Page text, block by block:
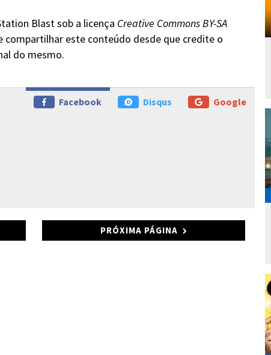
Blast sob a licença Creative Commons BY-SA
compartilhar este conteúdo desde que credite o
do mesmo.
Google
Disqus
Facebook
PRÓXIMA PÁGINA